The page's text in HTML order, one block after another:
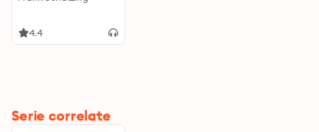
4.4
Serie correlate